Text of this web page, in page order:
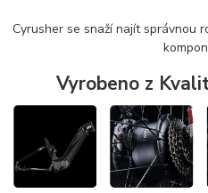
Cyrusher se snaží najít správnou
Vyrobeno z